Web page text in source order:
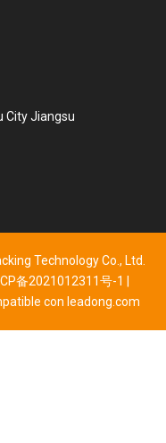
City Jiangsu
Technology Co., Ltd.
备2021012311号-1 |
con leadong.com